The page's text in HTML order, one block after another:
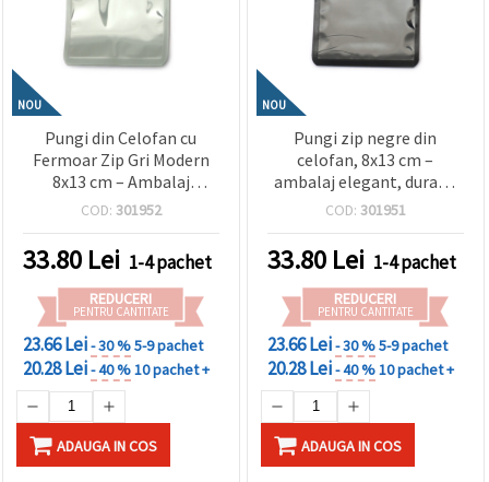
NOU
Pungi din Celofan cu
Fermoar Zip Gri Modern
8x13 cm – Ambalaj
Elegant, Rezistent și
COD: 301952
33.80 Lei 1-4 pachet
REDUCERI
PENTRU CANTITATE
23.66 Lei- 30 %5-9 pachet
20.28 Lei- 40 %10 pachet +
ADAUGA IN COS
NOU
Pungi zip negre din
celofan, 8x13 cm –
ambalaj elegant, durabil
și modern, set de 100
COD: 301951
33.80 Lei 1-4 pachet
REDUCERI
PENTRU CANTITATE
23.66 Lei- 30 %5-9 pachet
20.28 Lei- 40 %10 pachet +
ADAUGA IN COS